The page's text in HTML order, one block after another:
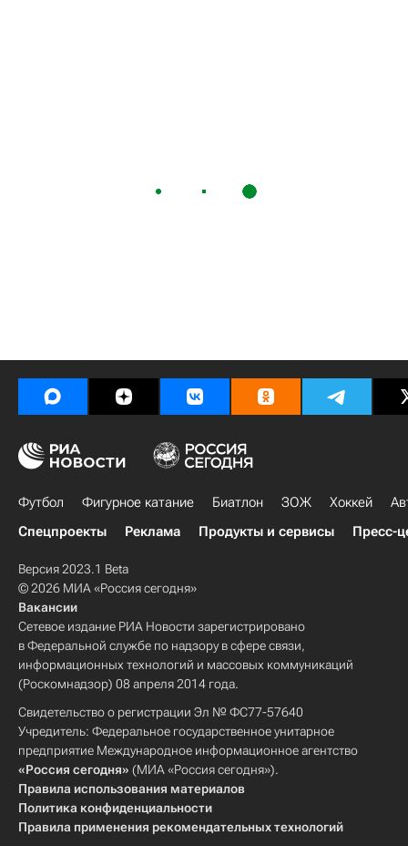
Футбол Фигурное катание Биатлон ЗОЖ Хоккей
Спецпроекты
Реклама Продукты и сервисы Пресс-
Версия 2023.1 Beta
© 2026 МИА «Россия сегодня»
Вакансии
Сетевое издание РИА Новости зарегистрировано
в Федеральной службе по надзору в сфере связи,
информационных технологий и массовых коммуникаций
(Роскомнадзор) 08 апреля 2014 года.
Свидетельство о регистрации Эл № ФС77-57640
Учредитель: Федеральное государственное унитарное
предприятие Международное информационное агентство
«Россия сегодня» (МИА «Россия сегодня»).
Правила использования материалов
Политика конфиденциальности
Правила применения рекомендательных технологий